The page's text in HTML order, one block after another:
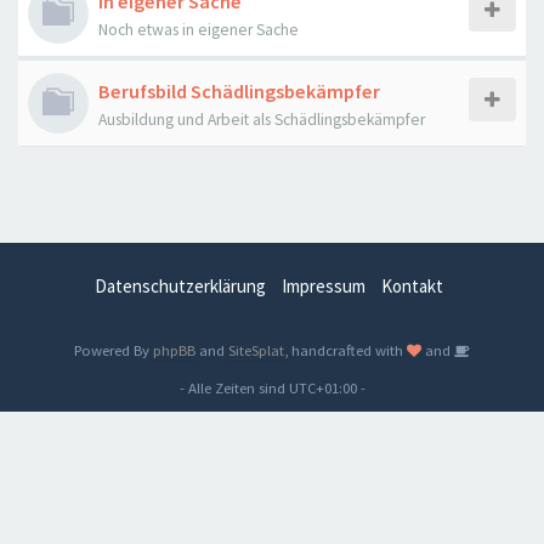
Noch etwas in eigener Sache
Berufsbild Schädlingsbekämpfer
Ausbildung und Arbeit als Schädlingsbekämpfer
Datenschutzerklärung Impressum Kontakt
Powered By phpBB and SiteSplat , handcrafted with
and
- Alle Zeiten sind UTC+01:00-